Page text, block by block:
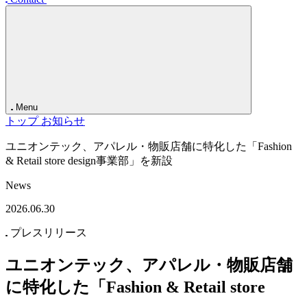
Contact
Menu
トップ お知らせ
ユニオンテック、アパレル・物販店舗に特化した「Fashion
& Retail store design事業部」を新設